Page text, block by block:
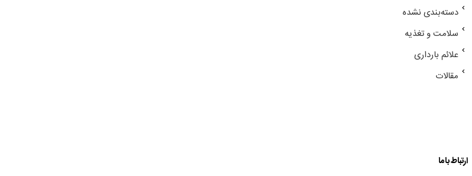
دسته‌بندی نشده
سلامت و تغذیه
علائم بارداری
مقالات
ارتباط با ما